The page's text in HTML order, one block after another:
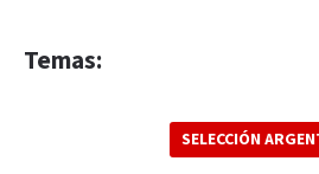
Temas:
SELECCIÓN